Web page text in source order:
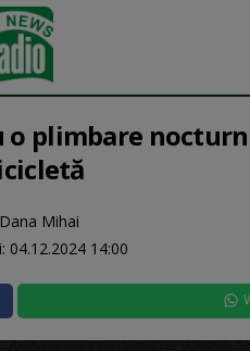
plimbare
Mihai
04.12.2024 14:00